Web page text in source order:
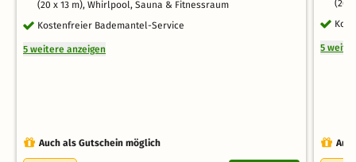
(20 x 13 m), Whirlpool, Sauna & Fitnessraum
Kostenfreier Bademantel-Service
5 weitere anzeigen
Auch als Gutschein möglich
(20
5